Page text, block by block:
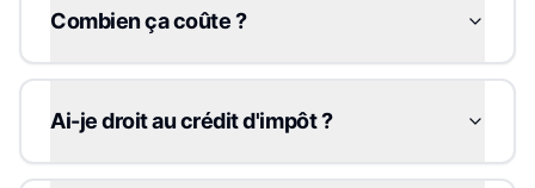
Combien ça coûte ?
Ai-je droit au crédit d'impôt ?